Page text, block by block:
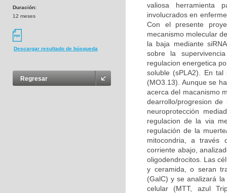
Duración:
12 meses
Descargar resultado de búsqueda
Regresar
valiosa herramienta
involucrados en
Con el presente
mecanismo molecular
la baja mediante
sobre la
regulacion energetica
soluble (sPLA2). En
(MO3.13). Aunque se
acerca del macanismo
dearrollo/progresion
neuroprotección
regulacion de la via
regulación de la
mitocondria, a través
corriente abajo,
oligodendrocitos. Las
y ceramida, o seran
(GalC) y se analizará
celular (MTT, azul